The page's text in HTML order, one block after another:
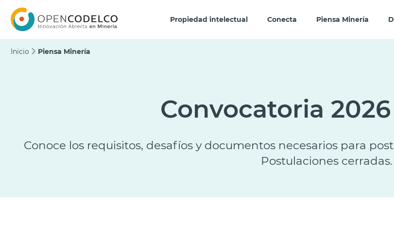
Propiedad intelectual Conecta Piensa Minería
Inicio Piensa Minería
Convocatoria
Conoce los requisitos, desafíos y documentos necesarios para
Postulaciones cerradas.